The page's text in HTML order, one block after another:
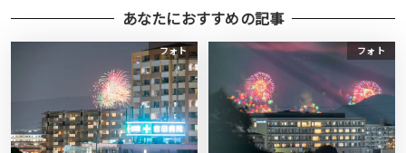
あなたにおすすめの記事
フォト フォト